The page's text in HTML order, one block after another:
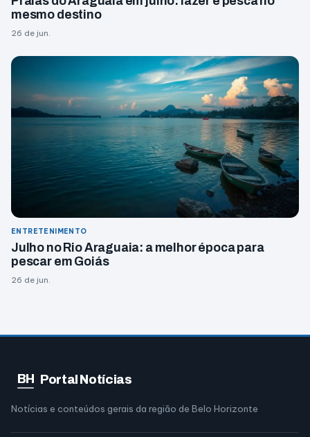
mesmo destino
26 de jun.
ENTRETENIMENTO
Julho no Rio Araguaia: a melhor época para
pescar em Goiás
26 de jun.
BH Portal Notícias
Notícias e conteúdos gerais da região de Belo Horizonte